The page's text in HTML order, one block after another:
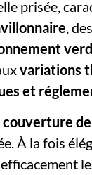
prisée,
,
variations
et
couverture
À la fois